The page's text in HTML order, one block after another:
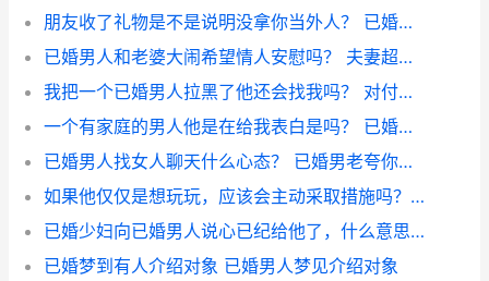
朋友收了礼物是不是说明没拿你当外人？ 已婚男人说没把我当外人
已婚男人和老婆大闹希望情人安慰吗？ 夫妻超过三条迟早离婚
我把一个已婚男人拉黑了他还会找我吗？ 对付不理我的已婚男人
一个有家庭的男人他是在给我表白是吗？ 已婚男人表白已婚女人
已婚男人找女人聊天什么心态？ 已婚男老夸你说明什么
如果他仅仅是想玩玩，应该会主动采取措施吗？ 已婚男人说他陷进去了
已婚少妇向已婚男人说心已纪给他了，什么意思？ 已婚女人关心已婚男人
已婚梦到有人介绍对象 已婚男人梦见介绍对象